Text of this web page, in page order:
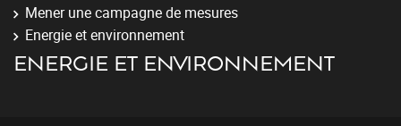
Mener une campagne de mesures
Energie et environnement
ENERGIE ET ENVIRONNEMENT